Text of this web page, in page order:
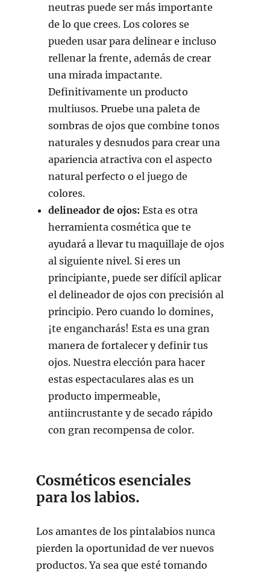
neutras puede ser más importante
de lo que crees. Los colores se
pueden usar para delinear e incluso
rellenar la frente, además de crear
una mirada impactante.
Definitivamente un producto
multiusos. Pruebe una paleta de
sombras de ojos que combine tonos
naturales y desnudos para crear una
apariencia atractiva con el aspecto
natural perfecto o el juego de
colores.
delineador de ojos: Esta es otra
herramienta cosmética que te
ayudará a llevar tu maquillaje de ojos
al siguiente nivel. Si eres un
principiante, puede ser difícil aplicar
el delineador de ojos con precisión al
principio. Pero cuando lo domines,
¡te engancharás! Esta es una gran
manera de fortalecer y definir tus
ojos. Nuestra elección para hacer
estas espectaculares alas es un
producto impermeable,
antiincrustante y de secado rápido
con gran recompensa de color.
Cosméticos esenciales
para los labios.
Los amantes de los pintalabios nunca
pierden la oportunidad de ver nuevos
productos. Ya sea que esté tomando